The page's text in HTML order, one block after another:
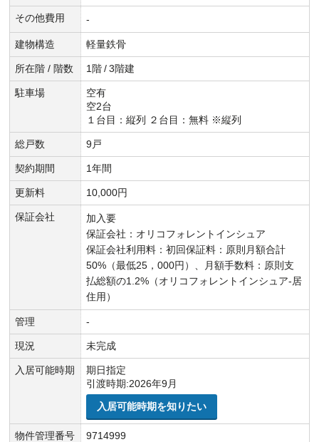
その他費用 -
建物構造 軽量鉄骨
所在階 / 階数 1階 / 3階建
駐車場
空有
空2台
１台目：縦列 ２台目：無料 ※縦列
総戸数 9戸
契約期間 1年間
更新料 10,000円
保証会社
加入要
保証会社：オリコフォレントインシュア
保証会社利用料：初回保証料：原則月額合計
50%（最低25，000円）、月額手数料：原則支
払総額の1.2%（オリコフォレントインシュア-居
住用）
管理 -
現況 未完成
入居可能時期
期日指定
引渡時期:2026年9月
入居可能時期を知りたい
物件管理番号 9714999